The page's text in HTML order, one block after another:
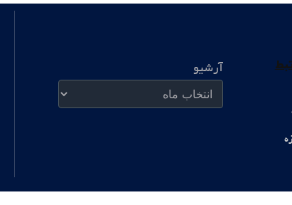
آرشیو
آرشیو